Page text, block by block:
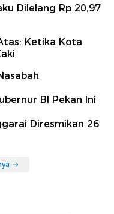
Dilelang Rp 20,97
Ketika Kota
BI Pekan Ini
Diresmikan 26